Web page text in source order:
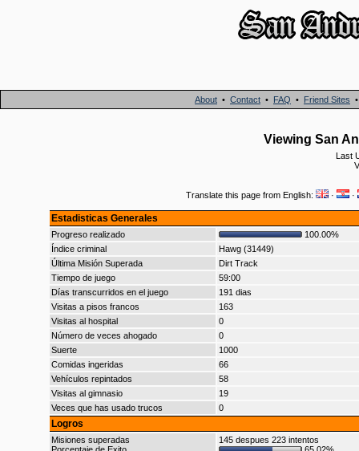
About • Contact • FAQ • Friend Sites
Viewing San
Last
Translate this page from English: · ·
Estadisticas Generales
Progreso realizado
100.00%
Índice criminal
Hawg (31449)
Última Misión Superada
Dirt Track
Tiempo de juego
59:00
Días transcurridos en el juego
191 dias
Visitas a pisos francos
163
Visitas al hospital
0
Número de veces ahogado
0
Suerte
1000
Comidas ingeridas
66
Vehículos repintados
58
Visitas al gimnasio
19
Veces que has usado trucos
0
Logros
Misiones superadas
145 despues 223 intentos